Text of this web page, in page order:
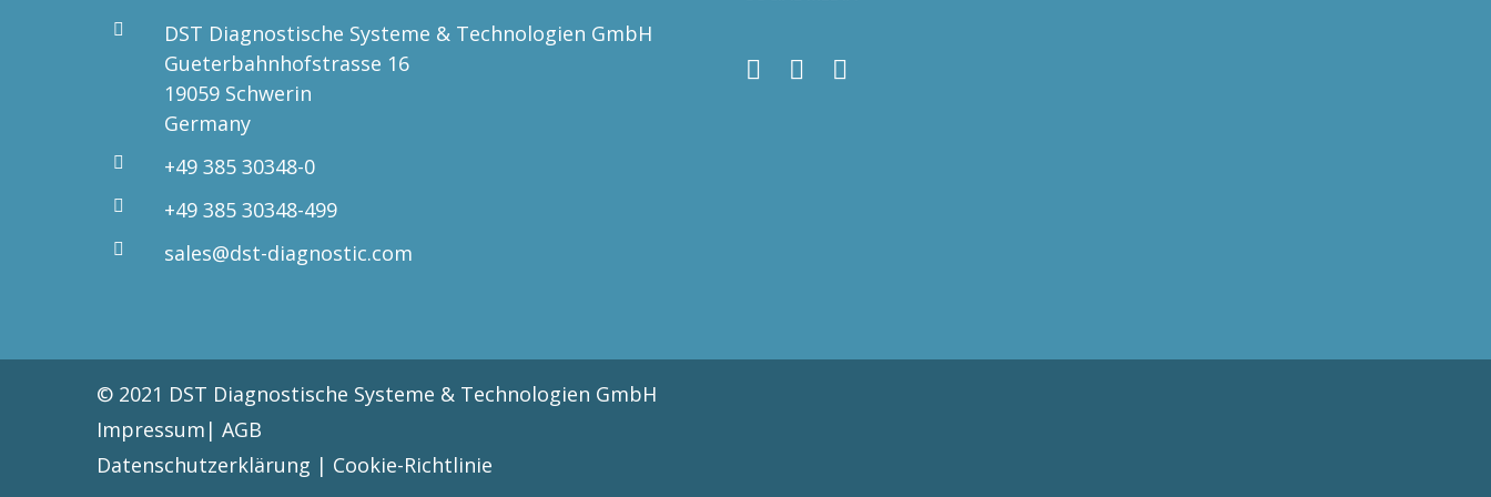
DST Diagnostische Systeme & Technologien GmbH
Gueterbahnhofstrasse 16
19059 Schwerin
Germany
+49 385 30348-0
+49 385 30348-499
sales@dst-diagnostic.com
© 2021 DST Diagnostische Systeme & Technologien GmbH
Impressum| AGB
Datenschutzerklärung | Cookie-Richtlinie